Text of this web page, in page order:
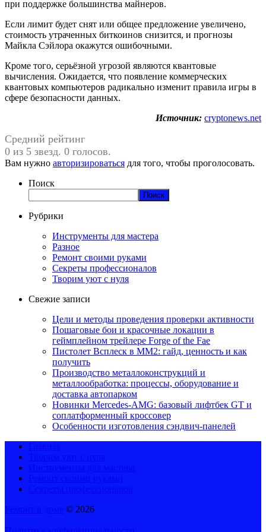
при поддержке большинства майнеров.
Если лимит будет снят или общее предложение увеличено,
стоимость утраченных биткоинов снизится, и прогнозы
Майкла Сэйлора окажутся ошибочными.
Кроме того, серьёзной угрозой являются квантовые
вычисления. Ожидается, что появление коммерческих
квантовых компьютеров радикально изменит правила игры в
сфере безопасности данных.
Источник: cryptonews.net
Средний рейтинг
0 из 5 звезд. 0 голосов.
Вам нужно авторизироваться для того, чтобы проголосовать.
Поиск
Поиск
Рубрики
Инструменты для мастера
Разное
Ремонт своими руками
Секреты профессионалов
Творим уют с нуля
Свежие записи
Цели и методы проведения проверки активности
Пошаговые бои и красочные локации в
геймплейном трейлере Forge of the Fae
Пистолет Всплеск в MM2: гайд, ценность и как
получить
Производство металлоконструкций и
металлообработка: процессы, оборудование и
доставка автопарком
Новинки Mercedes-AMG: базовый лифтбек GT и
соплатформенный кроссовер
Особенности изготовления сэндвич-панелей
© 2026